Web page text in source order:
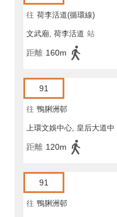
往 荷李活道(循環線)
文武廟, 荷李活道 站
距離 160m
91
往 鴨脷洲邨
上環文娛中心, 皇后大道中
距離 120m
91
往 鴨脷洲邨